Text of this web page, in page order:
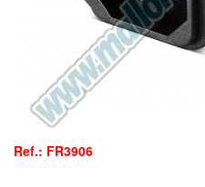
Ref.: FR3906